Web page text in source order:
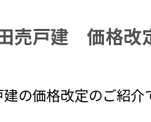
売戸建 価格改
の価格改定のご紹介